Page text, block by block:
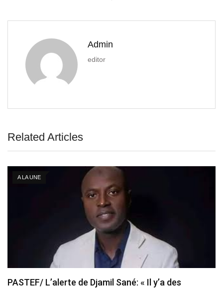
Admin
editor
Related Articles
A LA UNE
PASTEF/ L’alerte de Djamil Sané: « Il y’a des